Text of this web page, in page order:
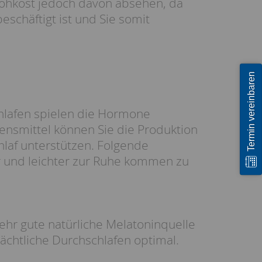
ist und Sie somit
spielen die Hormone
können Sie die Produktion
unterstützen. Folgende
leichter zur Ruhe kommen zu
gute natürliche Melatoninquelle
Durchschlafen optimal.
Termin vereinbaren